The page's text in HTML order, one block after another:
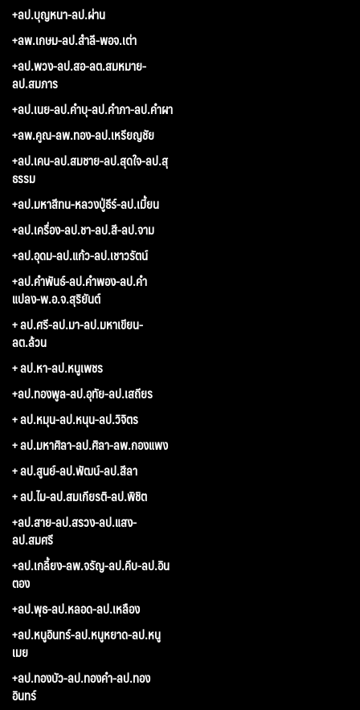
+ลป.บุญหนา-ลป.ผ่าน
+ลพ.เกษม-ลป.สำลี-พอจ.เต่า
+ลป.พวง-ลป.สอ-ลต.สมหมาย-
ลป.สมภาร
+ลป.เนย-ลป.คำบุ-ลป.คำภา-ลป.คำผา
+ลพ.คูณ-ลพ.ทอง-ลป.เหรียญชัย
+ลป.เคน-ลป.สมชาย-ลป.สุดใจ-ลป.สุ
ธรรม
+ลป.มหาสีทน-หลวงปู่ธีร์-ลป.เมี้ยน
+ลป.เครื่อง-ลป.ชา-ลป.สี-ลป.จาม
+ลป.อุดม-ลป.แก้ว-ลป.เชาวรัตน์
+ลป.คำพันธ์-ลป.คำพอง-ลป.คำ
แปลง-พ.อ.จ.สุริยันต์
+ ลป.ศรี-ลป.มา-ลป.มหาเขียน-
ลต.ล้วน
+ ลป.หา-ลป.หนูเพชร
+ลป.ทองพูล-ลป.อุทัย-ลป.เสถียร
+ ลป.หมุน-ลป.หนุน-ลป.วิจิตร
+ ลป.มหาศิลา-ลป.ศิลา-ลพ.กองแพง
+ ลป.สูนย์-ลป.พัฒน์-ลป.สีลา
+ ลป.ไม-ลป.สมเกียรติ-ลป.พิชิต
+ลป.สาย-ลป.สรวง-ลป.แสง-
ลป.สมศรี
+ลป.เกลี้ยง-ลพ.จรัญ-ลป.คีบ-ลป.อิน
ตอง
+ลป.พุธ-ลป.หลอด-ลป.เหลือง
+ลป.หนูอินทร์-ลป.หนูหยาด-ลป.หนู
เมย
+ลป.ทองบัว-ลป.ทองคำ-ลป.ทอง
อินทร์